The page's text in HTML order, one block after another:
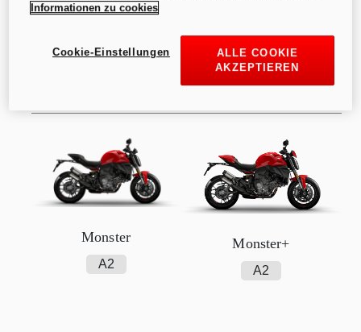
SFr. 13’ 490.00
Ab:
SFr. 13’ 790.00
Monster
A2
Monster+
A2
Informationen zu cookies
ALLE COOKIE
AKZEPTIEREN
Cookie-Einstellungen